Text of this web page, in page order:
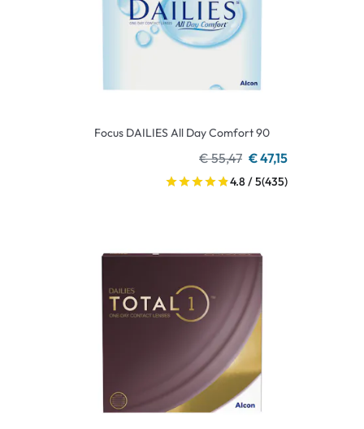
Focus DAILIES All Day Comfort 90
€ 55,47 € 47,15
4.8 / 5(435)